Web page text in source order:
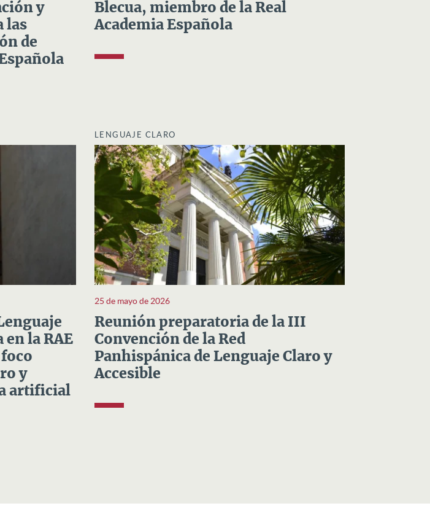
y
las
de
Blecua, miembro de la Real
Academia Española
en la RAE
y
artificial
LENGUAJE CLARO
25 de mayo de 2026
Reunión preparatoria de la III
Convención de la Red
Panhispánica de Lenguaje Claro y
Accesible